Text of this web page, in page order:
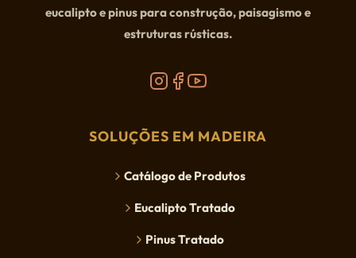
eucalipto e pinus para construção, paisagismo e
estruturas rústicas.
SOLUÇÕES EM MADEIRA
Catálogo de Produtos
Eucalipto Tratado
Pinus Tratado